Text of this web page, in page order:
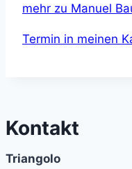
mehr zu Manuel
Termin in meinen
Kontakt
Triangolo